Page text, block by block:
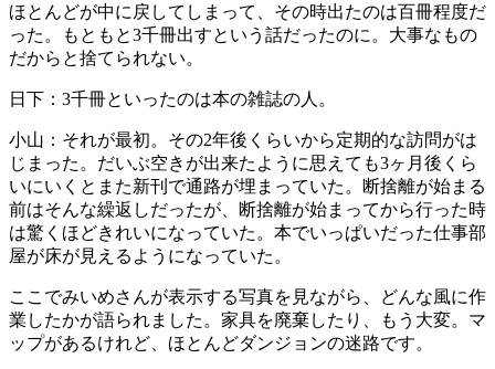
ほとんどが中に戻してしまって、その時出たのは百冊程度だ
った。もともと3千冊出すという話だったのに。大事なもの
だからと捨てられない。
日下：3千冊といったのは本の雑誌の人。
小山：それが最初。その2年後くらいから定期的な訪問がは
じまった。だいぶ空きが出来たように思えても3ヶ月後くら
いにいくとまた新刊で通路が埋まっていた。断捨離が始まる
前はそんな繰返しだったが、断捨離が始まってから行った時
は驚くほどきれいになっていた。本でいっぱいだった仕事部
屋が床が見えるようになっていた。
ここでみいめさんが表示する写真を見ながら、どんな風に作
業したかが語られました。家具を廃棄したり、もう大変。マ
ップがあるけれど、ほとんどダンジョンの迷路です。